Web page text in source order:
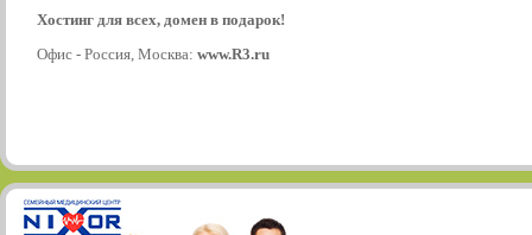
Хостинг для всех, домен в подарок!
Офис - Россия, Москва: www.R3.ru